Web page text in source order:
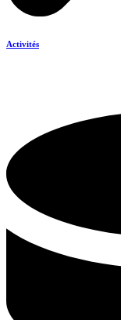
Activités